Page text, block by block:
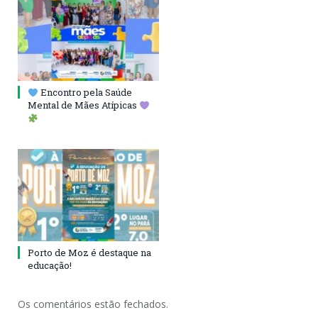
Encontro pela Saúde
Mental de Mães Atípicas
Porto de Moz é destaque na
educação!
Os comentários estão fechados.